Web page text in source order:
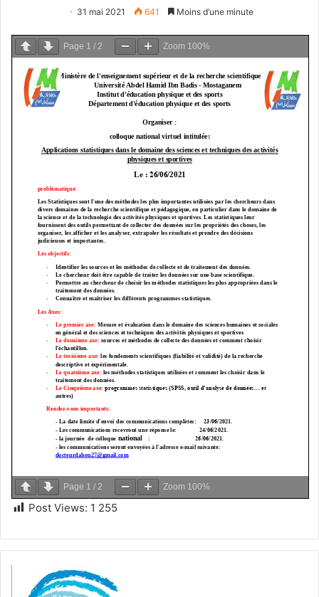
31 mai 2021 641 Moins d’une minute
Page 1 / 2 Zoom 100%
Page 1 / 2 Zoom 100%
Post Views: 1 255